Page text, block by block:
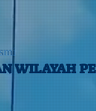
WILAYAH